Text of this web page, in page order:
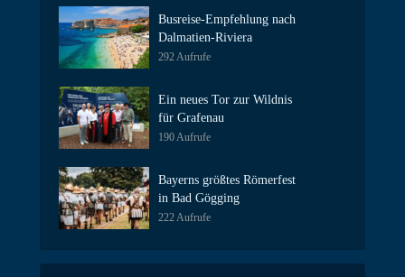
Busreise-Empfehlung nach
Dalmatien-Riviera
292 Aufrufe
Ein neues Tor zur Wildnis
für Grafenau
190 Aufrufe
Bayerns größtes Römerfest
in Bad Gögging
222 Aufrufe